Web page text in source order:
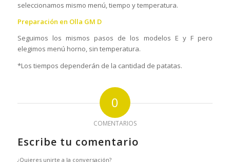
seleccionamos mismo menú, tiempo y temperatura.
Preparación en Olla GM D
Seguimos los mismos pasos de los modelos E y F pero
elegimos menú horno, sin temperatura.
*Los tiempos dependerán de la cantidad de patatas.
0
COMENTARIOS
Escribe tu comentario
¿Quieres unirte a la conversación?